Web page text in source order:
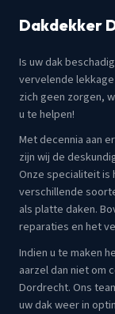
Dakdekker
Is uw dak
vervelende
zich geen zorgen,
u te helpen!
Met decennia aan
zijn wij de
Onze specialiteit is
verschillende
als platte daken.
reparaties en het
Indien u te maken
aarzel dan niet om
Dordrecht. Ons
uw dak weer in